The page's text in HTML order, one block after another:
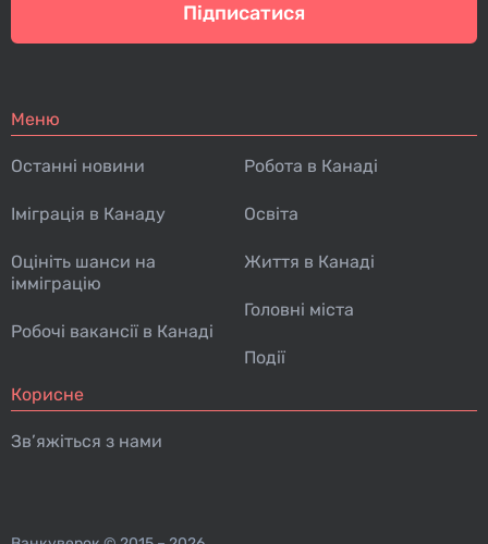
Підписатися
Меню
Останні новини
Іміграція в Канаду
Оцініть шанси на
імміграцію
Робочі вакансії в Канаді
Робота в Канаді
Освіта
Життя в Канаді
Головні міста
Події
Корисне
Зв’яжіться з нами